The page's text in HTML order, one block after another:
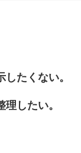
たくない。
したい。